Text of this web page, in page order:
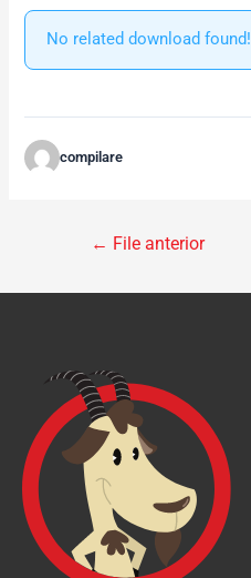
No related download found!
compilare
← File anterior